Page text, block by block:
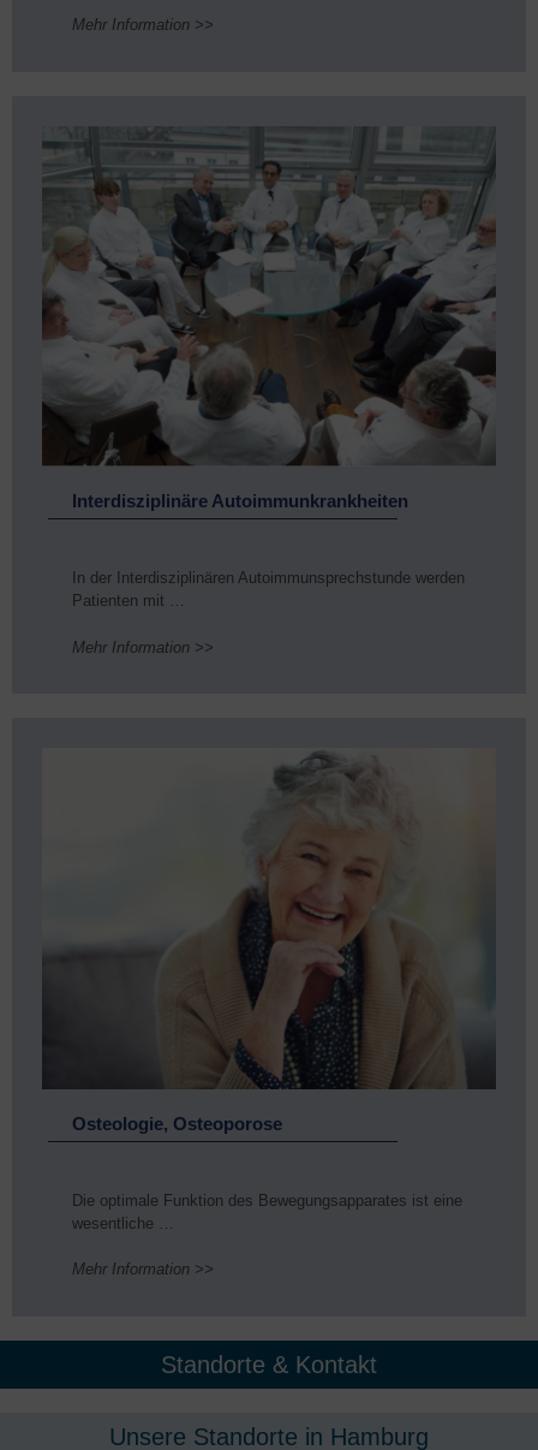
Mehr Information >>
Interdisziplinäre Autoimmunkrankheiten
In der Interdisziplinären Autoimmunsprechstunde werden
Patienten mit …
Mehr Information >>
Osteologie, Osteoporose
Die optimale Funktion des Bewegungsapparates ist eine
wesentliche …
Mehr Information >>
Standorte & Kontakt
Unsere Standorte in Hamburg​